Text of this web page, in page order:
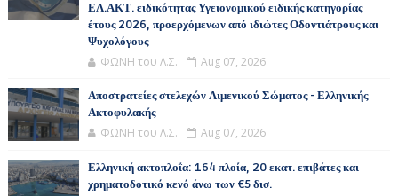
ΕΛ.ΑΚΤ. ειδικότητας Υγειονομικού ειδικής κατηγορίας
έτους 2026, προερχόμενων από ιδιώτες Οδοντιάτρους και
Ψυχολόγους
ΦΩΝΗ του Λ.Σ. Aug 07, 2026
Αποστρατείες στελεχών Λιμενικού Σώματος - Ελληνικής
Ακτοφυλακής
ΦΩΝΗ του Λ.Σ. Aug 07, 2026
Ελληνική ακτοπλοΐα: 164 πλοία, 20 εκατ. επιβάτες και
χρηματοδοτικό κενό άνω των €5 δισ.